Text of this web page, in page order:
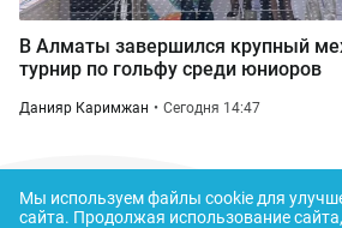
В Алматы завершился крупный
турнир по гольфу среди юниоров
Данияр Каримжан Сегодня 14:47
Мы используем файлы cookie для
сайта. Продолжая использование